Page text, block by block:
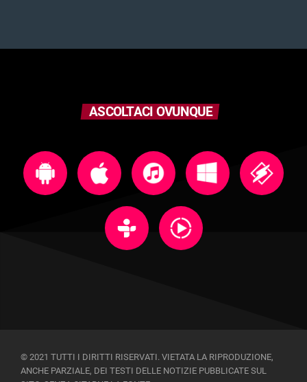
ASCOLTACI OVUNQUE
© 2021 TUTTI I DIRITTI RISERVATI. VIETATA LA RIPRODUZIONE,
ANCHE PARZIALE, DEI TESTI DELLE NOTIZIE PUBBLICATE SUL